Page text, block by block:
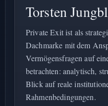
Torsten
Private Exit ist als
Dachmarke mit dem
Vermögensfragen auf
betrachten: analytisch,
Blick auf reale
Rahmenbedingungen.